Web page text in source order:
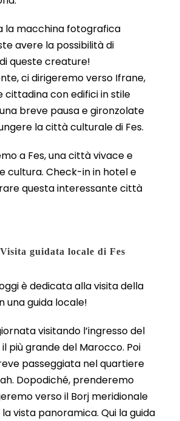
la macchina fotografica
avere la possibilità di
queste creature!
ci dirigeremo verso Ifrane,
cittadina con edifici in stile
breve pausa e gironzolate
la città culturale di Fes.
a Fes, una città vivace e
cultura. Check-in in hotel e
questa interessante città
guidata locale di Fes
è dedicata alla visita della
una guida locale!
visitando l’ingresso del
il più grande del Marocco. Poi
passeggiata nel quartiere
Dopodiché, prenderemo
verso il Borj meridionale
vista panoramica. Qui la guida